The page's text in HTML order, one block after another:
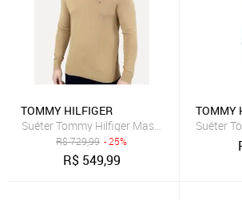
TOMMY HILFIGER
Suéter Tommy Hilfiger Masculino Signature
R$729,99 - 25%
R$ 549,99
TOMMY
Suéter